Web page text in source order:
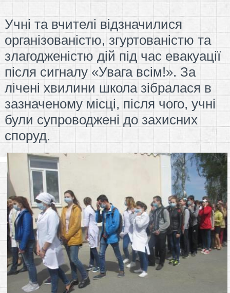
Учні та вчителі відзначилися
організованістю, згуртованістю та
злагодженістю дій під час евакуації
після сигналу «Увага всім!». За
лічені хвилини школа зібралася в
зазначеному місці, після чого, учні
були супроводжені до захисних
споруд.